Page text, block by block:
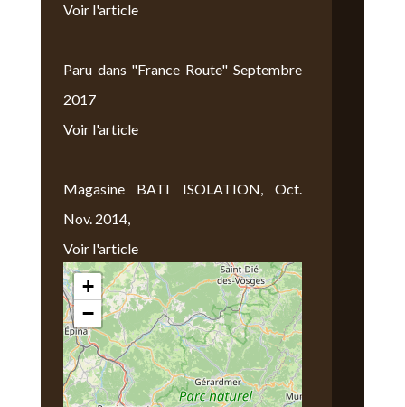
Voir l'article
Paru dans "France Route" Septembre
2017
Voir l'article
Magasine BATI ISOLATION, Oct.
Nov. 2014,
Voir l'article
Nous Trouver
+
−